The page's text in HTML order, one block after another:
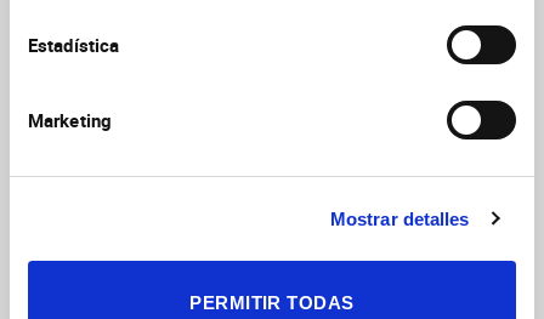
Estadística
Marketing
Mostrar detalles
PERMITIR TODAS
PROYECTOS CIDEGENT